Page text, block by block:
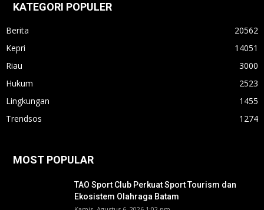
KATEGORI POPULER
Berita
20562
Kepri
14051
Riau
3000
Hukum
2523
Lingkungan
1455
Trendsos
1274
MOST POPULAR
TAO Sport Club Perkuat Sport Tourism dan
Ekosistem Olahraga Batam